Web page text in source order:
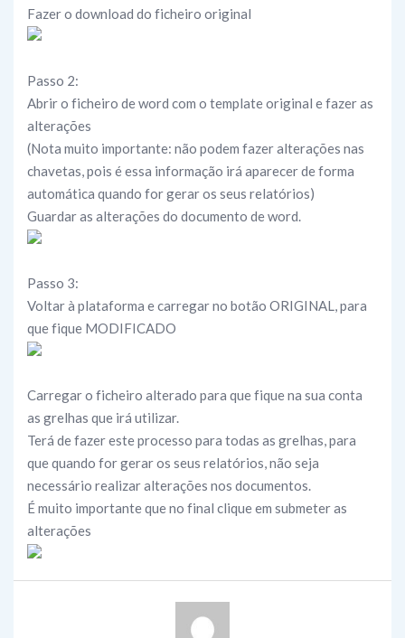
Fazer o download do ficheiro original
Passo 2:
Abrir o ficheiro de word com o template original e fazer as
alterações
(Nota muito importante: não podem fazer alterações nas
chavetas, pois é essa informação irá aparecer de forma
automática quando for gerar os seus relatórios)
Guardar as alterações do documento de word.
Passo 3:
Voltar à plataforma e carregar no botão ORIGINAL, para
que fique MODIFICADO
Carregar o ficheiro alterado para que fique na sua conta
as grelhas que irá utilizar.
Terá de fazer este processo para todas as grelhas, para
que quando for gerar os seus relatórios, não seja
necessário realizar alterações nos documentos.
É muito importante que no final clique em submeter as
alterações